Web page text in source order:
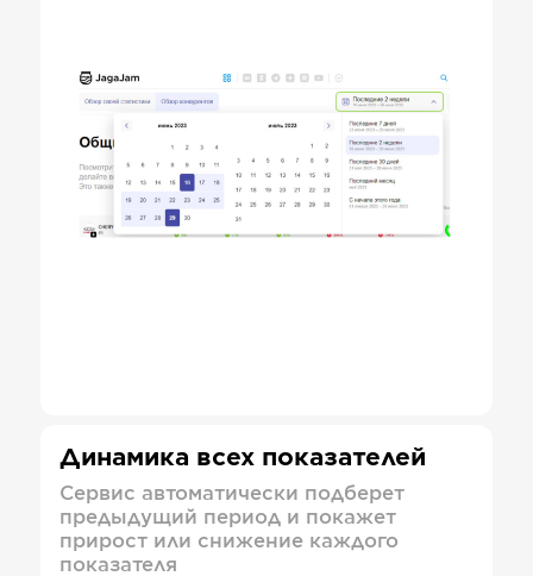
Динамика всех показателей
Сервис автоматически подберет
предыдущий период и покажет
прирост или снижение каждого
показателя